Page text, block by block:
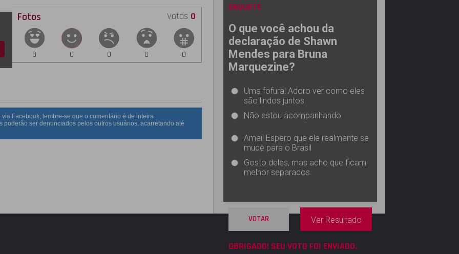
Fotos Votos 0
0 0 0 0 0
Facebook, lembre-se que o comentário é de inteira
ser denunciados pelos outros usuários, acarretando até
ENQUETE
O que você achou da
declaração de Shawn
Mendes para Bruna
Marquezine?
Uma fofura! Adoro ver como eles
são lindos juntos
Não estou acompanhando
Amei! Espero que ele realmente se
mude para o Brasil
Gosto deles, mas acho que ficam
melhor separados
VOTAR Ver Resultado
OBRIGADO! SEU VOTO FOI ENVIADO.